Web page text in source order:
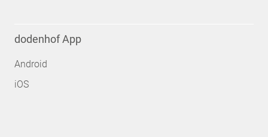
dodenhof App
Android
iOS